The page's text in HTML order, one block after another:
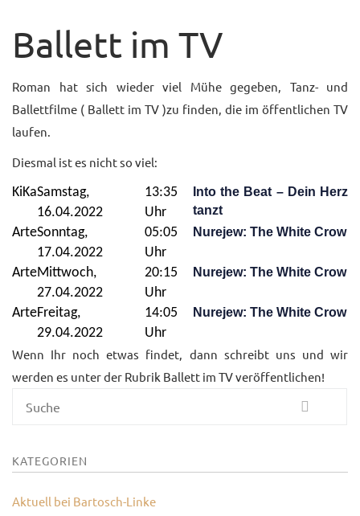
IM BALLETTSAAL
DOWNLOADS
FAQ
BALLETTBLOG
KONTAKT
Ballett im TV
Roman hat sich wieder viel Mühe gegeben, Tanz- und
Ballettfilme ( Ballett im TV )zu finden, die im öffentlichen TV
laufen.
Diesmal ist es nicht so viel:
KiKaSamstag,
16.04.2022
13:35
Uhr
Into the Beat – Dein Herz
tanzt
ArteSonntag,
17.04.2022
05:05
Uhr
Nurejew: The White Crow
ArteMittwoch,
27.04.2022
20:15
Uhr
Nurejew: The White Crow
ArteFreitag,
29.04.2022
14:05
Uhr
Nurejew: The White Crow
Wenn Ihr noch etwas findet, dann schreibt uns und wir
werden es unter der Rubrik Ballett im TV veröffentlichen!
Suche
KATEGORIEN
Aktuell bei Bartosch-Linke